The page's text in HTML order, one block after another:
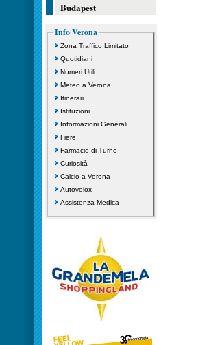
Budapest
Info Verona
Zona Traffico Limitato
Quotidiani
Numeri Utili
Meteo a Verona
Itinerari
Istituzioni
Informazioni Generali
Fiere
Farmacie di Turno
Curiosità
Calcio a Verona
Autovelox
Assistenza Medica